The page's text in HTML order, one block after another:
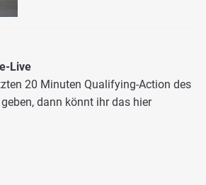
Live
20 Minuten Qualifying-Action des
dann könnt ihr das hier